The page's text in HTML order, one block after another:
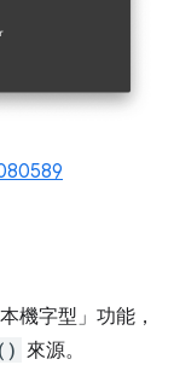
機字型」 功能，
來源。